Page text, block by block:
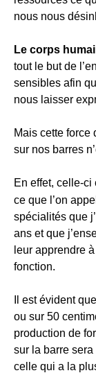
nous nous
Le corps
tout le but de
sensibles afin
nous laisser
Mais cette force
sur nos barres
En effet, celle-
ce que l’on
spécialités que
ans et que
leur apprendre
fonction.
Il est évident
ou sur 50
production de
sur la barre
celle qui a la